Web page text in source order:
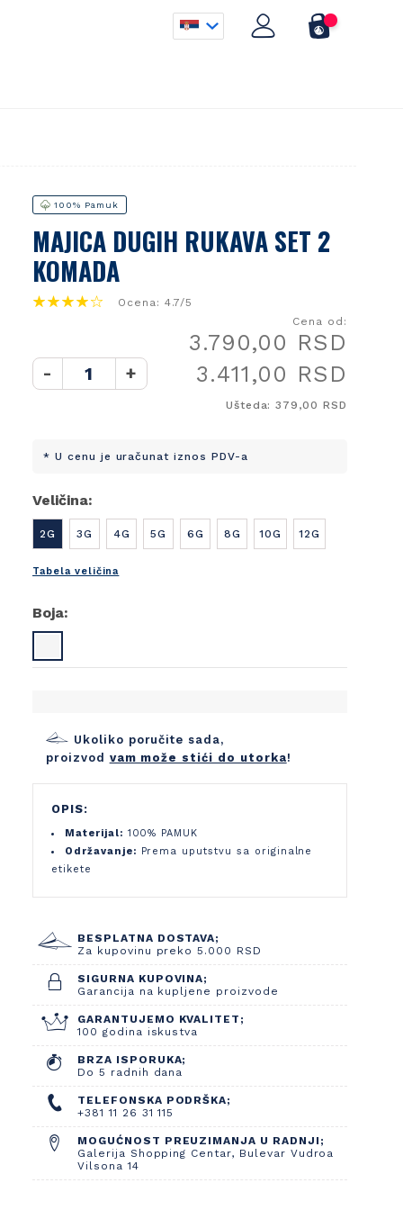
100% Pamuk
MAJICA DUGIH RUKAVA SET 2
KOMADA
Ocena: 4.7/5
- +
Cena od:
3.790,00 RSD
3.411,00 RSD
Ušteda: 379,00 RSD
* U cenu je uračunat iznos PDV-a
Veličina:
2G 3G 4G 5G 6G 8G 10G 12G
Tabela veličina
Boja:
Ukoliko poručite sada,
proizvod vam može stići do utorka!
OPIS:
Materijal: 100% PAMUK
Održavanje: Prema uputstvu sa originalne
etikete
BESPLATNA DOSTAVA;
Za kupovinu preko 5.000 RSD
SIGURNA KUPOVINA;
Garancija na kupljene proizvode
GARANTUJEMO KVALITET;
100 godina iskustva
BRZA ISPORUKA;
Do 5 radnih dana
TELEFONSKA PODRŠKA;
+381 11 26 31 115
MOGUĆNOST PREUZIMANJA U RADNJI;
Galerija Shopping Centar, Bulevar Vudroa
Vilsona 14